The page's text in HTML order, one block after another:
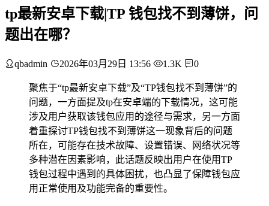
tp最新安卓下载|TP 钱包找不到薄饼，问
题出在哪？
qbadmin 2026年03月29日 13:56 1.3K 0
聚焦于“tp最新安卓下载”及“TP钱包找不到薄饼”的
问题，一方面提及tp在安卓端的下载情况，这可能
涉及用户获取该钱包应用的途径与需求，另一方面
着重探讨TP钱包找不到薄饼这一现象背后的问题
所在，可能存在技术故障、设置错误、网络状况等
多种潜在因素影响，此话题反映出用户在使用TP
钱包过程中遇到的具体困扰，也凸显了保障钱包应
用正常使用及功能完备的重要性。